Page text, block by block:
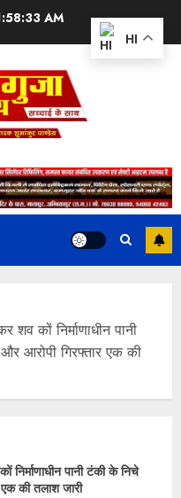
AM
शव कों निर्माणाधीन पानी
आरोपी गिरफ्तार एक की
निर्माणाधीन पानी टंकी के निचे
की तलाश जारी
HI